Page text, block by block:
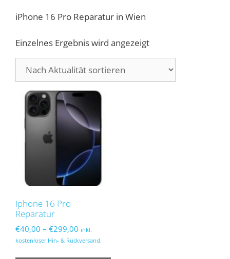
iPhone 16 Pro Reparatur in Wien
Einzelnes Ergebnis wird angezeigt
Iphone 16 Pro
Reparatur
€40,00 – €299,00 Preisspanne:
€40,00
inkl.
kostenloser Hin- & Rückversand.
Dieses